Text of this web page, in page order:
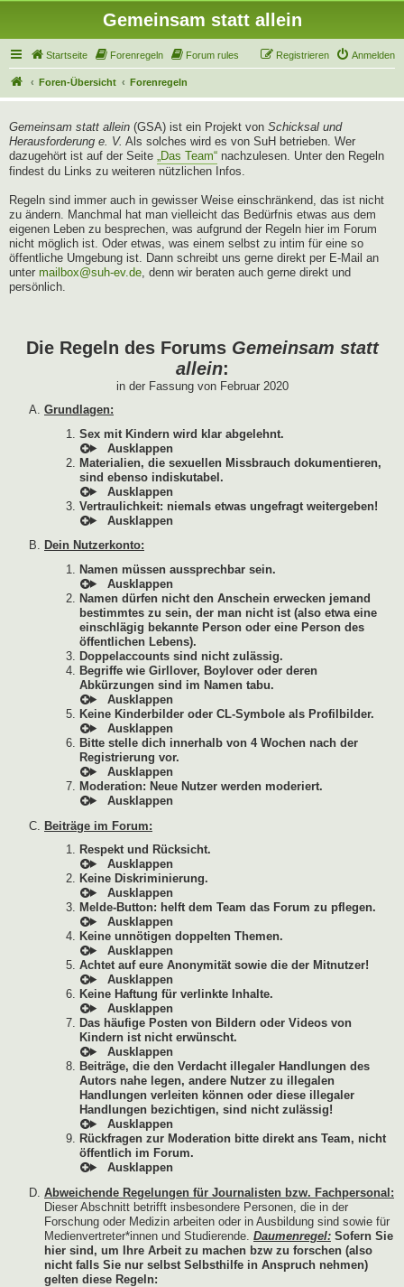
Gemeinsam statt allein
Startseite Forenregeln Forum rules Anmelden
Registrieren
Foren-Übersicht Forenregeln
Gemeinsam statt allein (GSA) ist ein Projekt von Schicksal und
Herausforderung e. V. Als solches wird es von SuH betrieben. Wer
dazugehört ist auf der Seite „Das Team“ nachzulesen. Unter den Regeln
findest du Links zu weiteren nützlichen Infos.
Regeln sind immer auch in gewisser Weise einschränkend, das ist nicht
zu ändern. Manchmal hat man vielleicht das Bedürfnis etwas aus dem
eigenen Leben zu besprechen, was aufgrund der Regeln hier im Forum
nicht möglich ist. Oder etwas, was einem selbst zu intim für eine so
öffentliche Umgebung ist. Dann schreibt uns gerne direkt per E-Mail an
unter mailbox@suh-ev.de, denn wir beraten auch gerne direkt und
persönlich.
Die Regeln des Forums Gemeinsam statt
allein:
in der Fassung von Februar 2020
Grundlagen:
Sex mit Kindern wird klar abgelehnt.
Materialien, die sexuellen Missbrauch dokumentieren,
sind ebenso indiskutabel.
Vertraulichkeit: niemals etwas ungefragt weitergeben!
Dein Nutzerkonto:
Namen müssen aussprechbar sein.
Namen dürfen nicht den Anschein erwecken jemand
bestimmtes zu sein, der man nicht ist (also etwa eine
einschlägig bekannte Person oder eine Person des
öffentlichen Lebens).
Doppelaccounts sind nicht zulässig.
Begriffe wie Girllover, Boylover oder deren
Abkürzungen sind im Namen tabu.
Keine Kinderbilder oder CL-Symbole als Profilbilder.
Bitte stelle dich innerhalb von 4 Wochen nach der
Registrierung vor.
Moderation: Neue Nutzer werden moderiert.
Beiträge im Forum:
Respekt und Rücksicht.
Keine Diskriminierung.
Melde-Button: helft dem Team das Forum zu pflegen.
Keine unnötigen doppelten Themen.
Achtet auf eure Anonymität sowie die der Mitnutzer!
Keine Haftung für verlinkte Inhalte.
Das häufige Posten von Bildern oder Videos von
Kindern ist nicht erwünscht.
Beiträge, die den Verdacht illegaler Handlungen des
Autors nahe legen, andere Nutzer zu illegalen
Handlungen verleiten können oder diese illegaler
Handlungen bezichtigen, sind nicht zulässig!
Rückfragen zur Moderation bitte direkt ans Team, nicht
öffentlich im Forum.
Abweichende Regelungen für Journalisten bzw. Fachpersonal:
Dieser Abschnitt betrifft insbesondere Personen, die in der
Forschung oder Medizin arbeiten oder in Ausbildung sind sowie für
Medienvertreter*innen und Studierende. Daumenregel: Sofern Sie
hier sind, um Ihre Arbeit zu machen bzw zu forschen (also
nicht falls Sie nur selbst Selbsthilfe in Anspruch nehmen)
gelten diese Regeln: